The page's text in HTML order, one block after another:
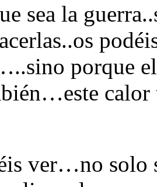
sea la
porque
ver…no solo